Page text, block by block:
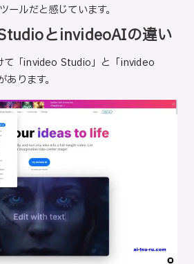
ールだと感じています。
とinvideoAIの違い
て「invideo Studio」と「invideo
ります。